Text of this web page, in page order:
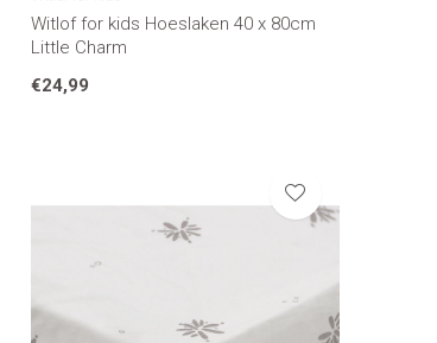
Witlof for kids Hoeslaken 40 x 80cm
Little Charm
€24,99